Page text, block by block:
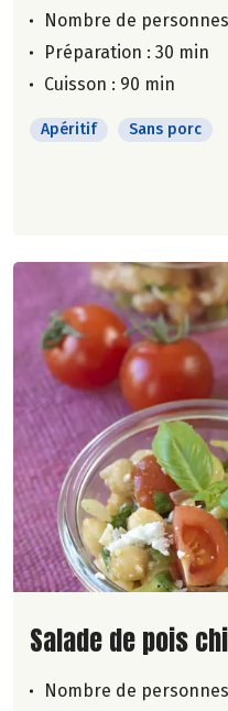
Nombre de
Préparation : 30 min
Cuisson : 90 min
Apéritif Sans porc
Lire la suite de la
Salade de pois
Nombre de